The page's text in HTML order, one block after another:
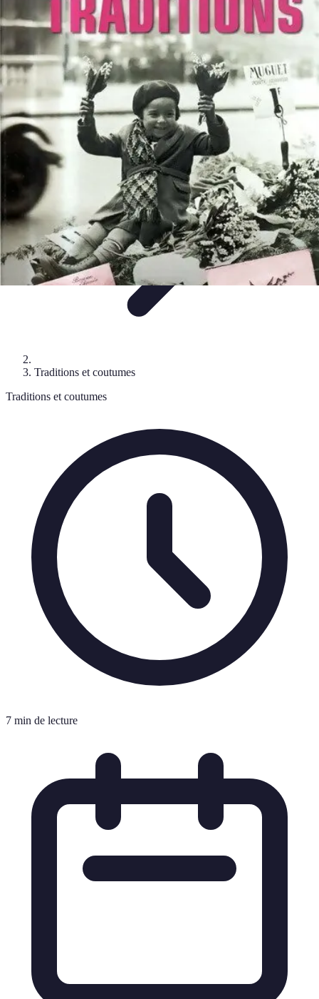
Noces d'Or
Idées et Inspirations
Discours et vœux Cadeaux et
souvenirsCélébrationActivités et animations
Noces d'Or
Traditions et coutumes
Traditions et coutumes
7 min de lecture